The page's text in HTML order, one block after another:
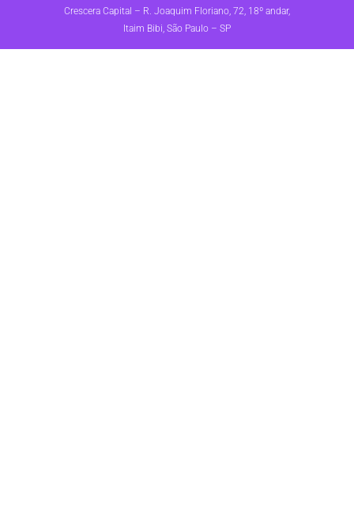
Crescera Capital – R. Joaquim Floriano, 72, 18º andar,
Itaim Bibi, São Paulo – SP